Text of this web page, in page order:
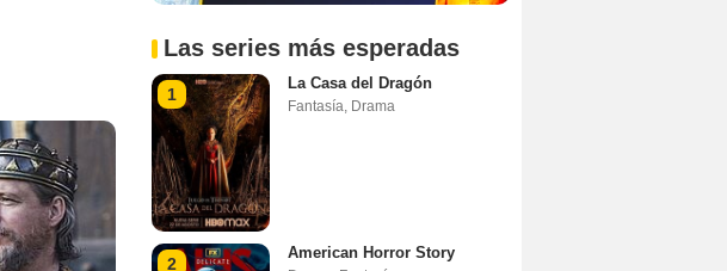
Las series más esperadas
1
La Casa del Dragón
Fantasía, Drama
2
American Horror Story